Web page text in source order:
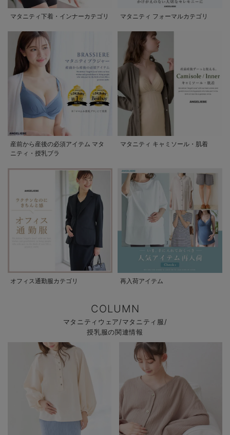
マタニティ下着・インナーカテゴリ マタニティ フォーマルカテゴリ
産前から産後の必須アイテム マタ
ニティ・授乳ブラ
マタニティ キャミソール・肌着
オフィス通勤服カテゴリ 再入荷アイテム
COLUMN
マタニティウェア/マタニティ服/
授乳服の関連情報